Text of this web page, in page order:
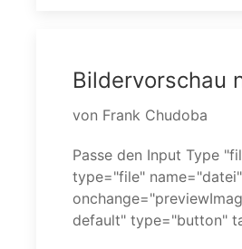
Bildervorschau
von Frank Chudoba
Passe den Input Type "file" wie folgt an:
type="file"
default" type="button"
></button> </div> <img
vorangestellt werden. Achte